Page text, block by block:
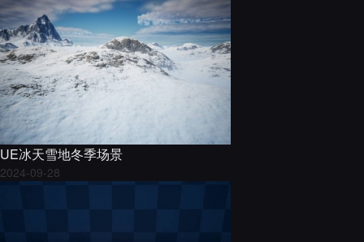
UE冰天雪地冬季场景
2024-09-28